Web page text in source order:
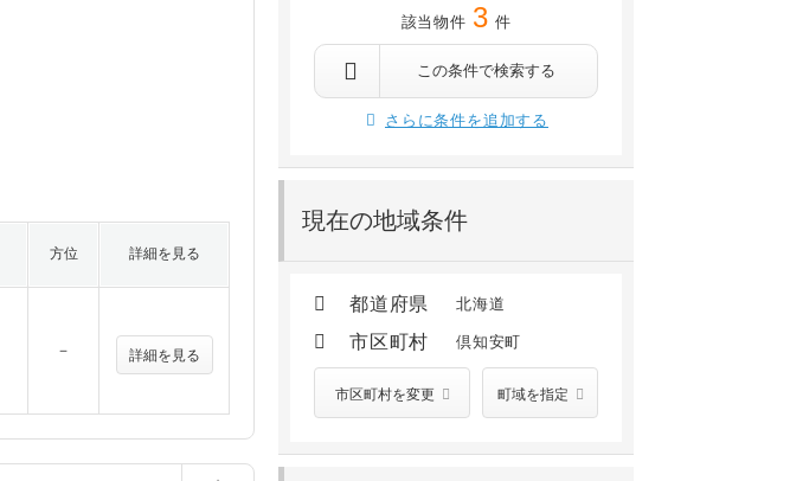
該当物件 3 件
この条件で検索する
さらに条件を追加する
現在の地域条件
都道府県 北海道
市区町村 倶知安町
市区町村を変更 町域を指定
方位 詳細を見る
－ 詳細を見る